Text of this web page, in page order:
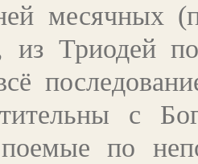
месячных
из Триодей
с
по